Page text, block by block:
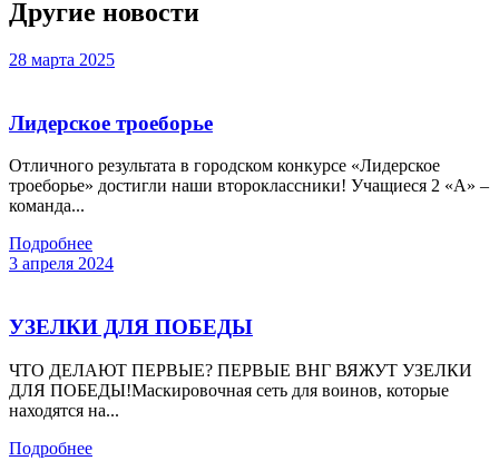
Другие новости
28 марта 2025
Лидерское троеборье
Отличного результата в городском конкурсе «Лидерское
троеборье» достигли наши второклассники! Учащиеся 2 «А» –
команда...
Подробнее
3 апреля 2024
УЗЕЛКИ ДЛЯ ПОБЕДЫ
ЧТО ДЕЛАЮТ ПЕРВЫЕ? ПЕРВЫЕ ВНГ ВЯЖУТ УЗЕЛКИ
ДЛЯ ПОБЕДЫ!Маскировочная сеть для воинов, которые
находятся на...
Подробнее